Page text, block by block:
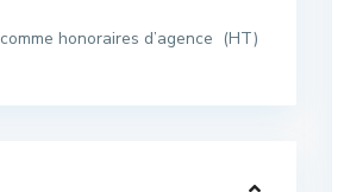
honoraires d’agence (HT)